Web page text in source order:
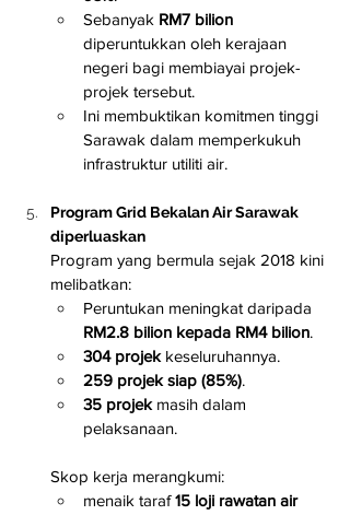
Sebanyak RM7 bilion
diperuntukkan oleh kerajaan
negeri bagi membiayai projek-
projek tersebut.
Ini membuktikan komitmen tinggi
Sarawak dalam memperkukuh
infrastruktur utiliti air.
Program Grid Bekalan Air Sarawak
diperluaskan
Program yang bermula sejak 2018 kini
melibatkan:
Peruntukan meningkat daripada
RM2.8 bilion kepada RM4 bilion.
304 projek keseluruhannya.
259 projek siap (85%).
35 projek masih dalam
pelaksanaan.
Skop kerja merangkumi:
menaik taraf 15 loji rawatan air